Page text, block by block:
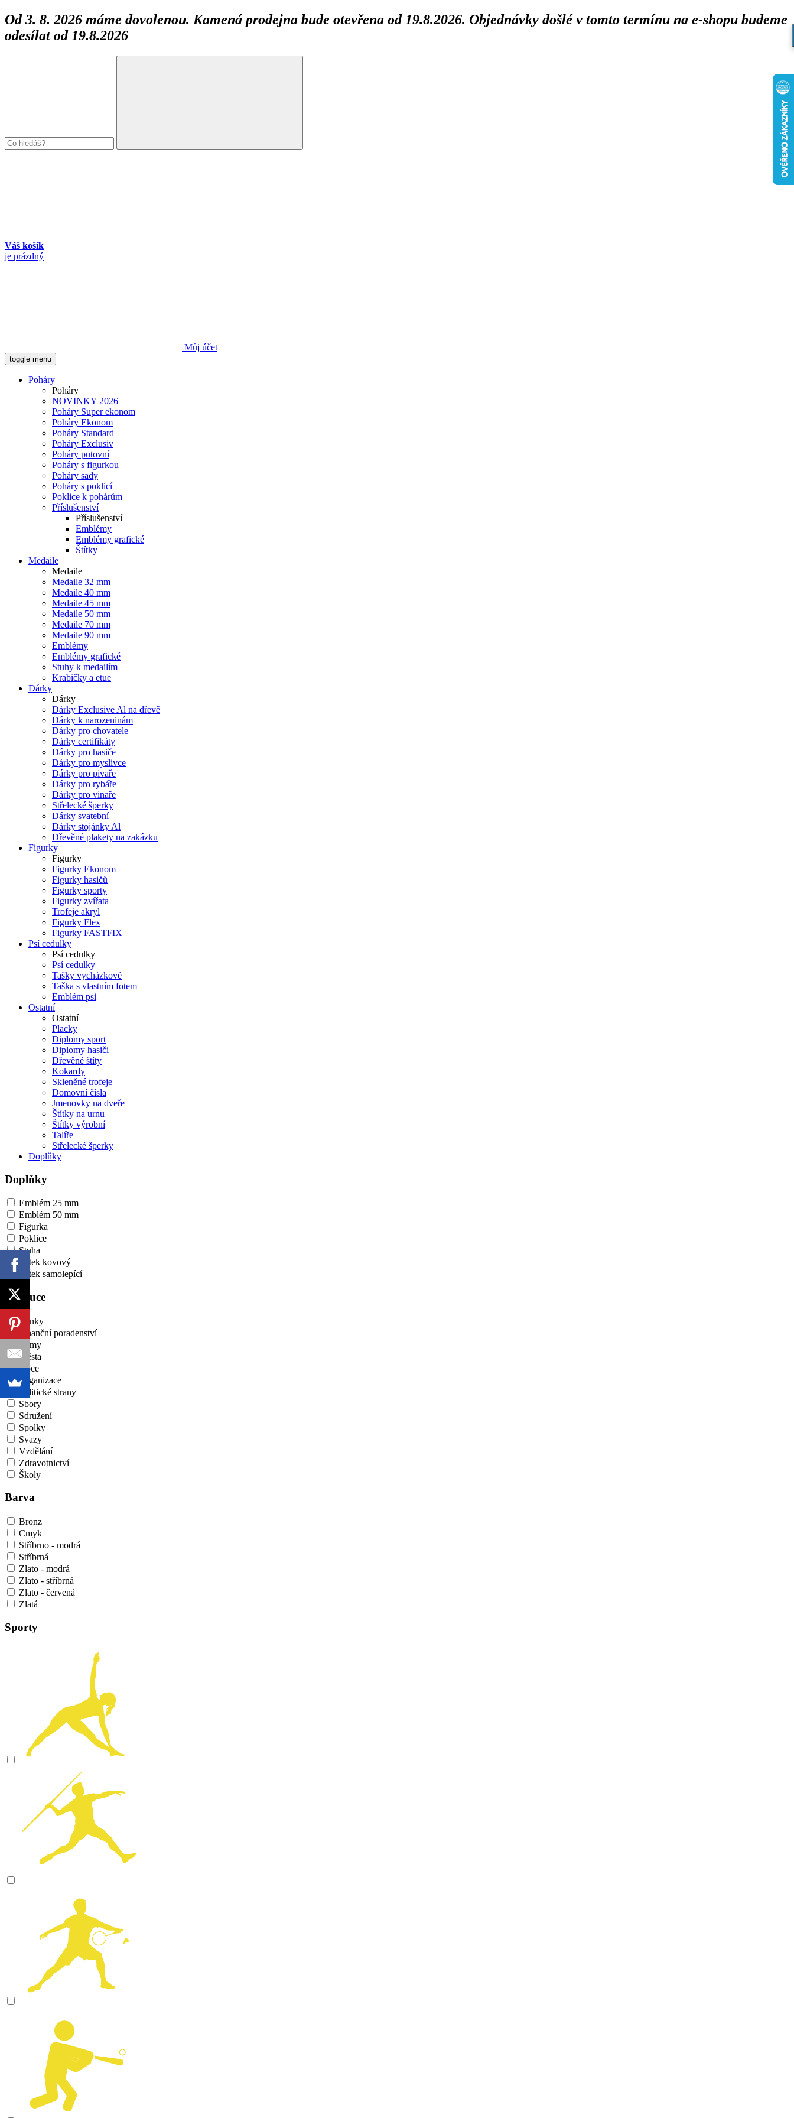
Od 3. 8. 2026 máme dovolenou. Kamená prodejna bude otevřena od 19.8.2026. Objednávky došlé v tomto termínu na e-shopu budeme
odesílat od 19.8.2026
Váš košík
je prázdný
Můj účet
toggle menu
Poháry
Poháry
NOVINKY 2026
Poháry Super ekonom
Poháry Ekonom
Poháry Standard
Poháry Exclusiv
Poháry putovní
Poháry s figurkou
Poháry sady
Poháry s poklicí
Poklice k pohárům
Příslušenství
Příslušenství
Emblémy
Emblémy grafické
Štítky
Medaile
Medaile
Medaile 32 mm
Medaile 40 mm
Medaile 45 mm
Medaile 50 mm
Medaile 70 mm
Medaile 90 mm
Emblémy
Emblémy grafické
Stuhy k medailím
Krabičky a etue
Dárky
Dárky
Dárky Exclusive Al na dřevě
Dárky k narozeninám
Dárky pro chovatele
Dárky certifikáty
Dárky pro hasiče
Dárky pro myslivce
Dárky pro pivaře
Dárky pro rybáře
Dárky pro vinaře
Střelecké šperky
Dárky svatební
Dárky stojánky Al
Dřevěné plakety na zakázku
Figurky
Figurky
Figurky Ekonom
Figurky hasičů
Figurky sporty
Figurky zvířata
Trofeje akryl
Figurky Flex
Figurky FASTFIX
Psí cedulky
Psí cedulky
Psí cedulky
Tašky vycházkové
Taška s vlastním fotem
Emblém psi
Ostatní
Ostatní
Placky
Diplomy sport
Diplomy hasiči
Dřevěné štíty
Kokardy
Skleněné trofeje
Domovní čísla
Jmenovky na dveře
Štítky na urnu
Štítky výrobní
Talíře
Střelecké šperky
Doplňky
Doplňky
Emblém 25 mm
Emblém 50 mm
Figurka
Poklice
Stuha
Štítek kovový
Štítek samolepící
Instituce
Banky
Finanční poradenství
Firmy
Města
Obce
Organizace
Politické strany
Sbory
Sdružení
Spolky
Svazy
Vzdělání
Zdravotnictví
Školy
Barva
Bronz
Cmyk
Stříbrno - modrá
Stříbrná
Zlato - modrá
Zlato - stříbrná
Zlato - červená
Zlatá
Sporty